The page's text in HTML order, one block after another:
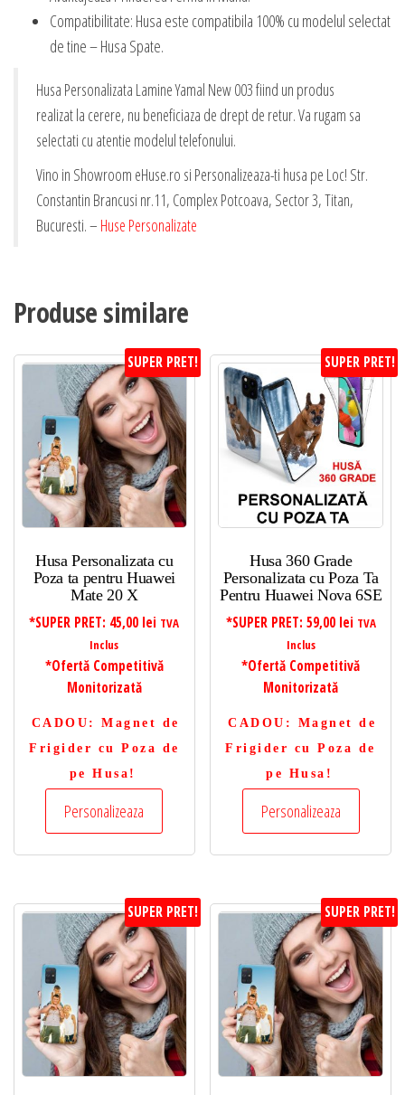
Compatibilitate: Husa este compatibila 100% cu modelul selectat
de tine – Husa Spate.
Husa Personalizata Lamine Yamal New 003 fiind un produs
realizat la cerere, nu beneficiaza de drept de retur. Va rugam sa
selectati cu atentie modelul telefonului.
Vino in Showroom eHuse.ro si Personalizeaza-ti husa pe Loc! Str.
Constantin Brancusi nr.11, Complex Potcoava, Sector 3, Titan,
Bucuresti. – Huse Personalizate
Produse similare
SUPER PRET!
Husa Personalizata cu
Poza ta pentru Huawei
Mate 20 X
*SUPER PRET: 45,00 lei TVA
Inclus
*Ofertă Competitivă
Monitorizată
CADOU : Magnet de
Frigider cu Poza de
pe Husa!
Personalizeaza
SUPER PRET!
Husa 360 Grade
Personalizata cu Poza Ta
Pentru Huawei Nova 6SE
*SUPER PRET: 59,00 lei TVA
Inclus
*Ofertă Competitivă
Monitorizată
CADOU : Magnet de
Frigider cu Poza de
pe Husa!
Personalizeaza
SUPER PRET! SUPER PRET!